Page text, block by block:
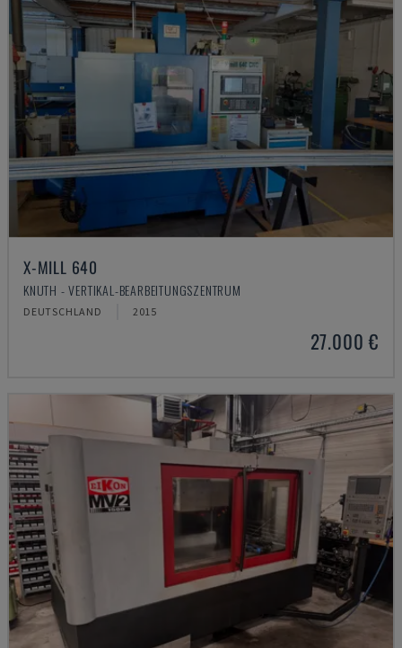
X-MILL 640
KNUTH - VERTIKAL-BEARBEITUNGSZENTRUM
DEUTSCHLAND 2015
27.000 €